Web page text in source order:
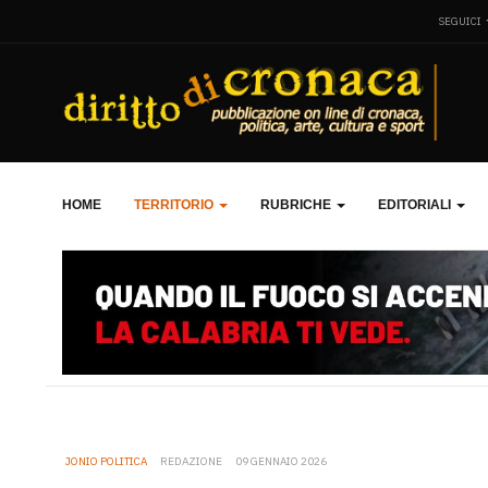
SEGUICI
HOME TERRITORIO RUBRICHE EDITORIALI
JONIO POLITICA REDAZIONE 09 GENNAIO 2026